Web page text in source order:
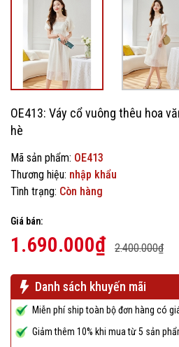
OE413: Váy cổ vuông thêu hoa
hè
Mã sản phẩm: OE413
Thương hiệu: nhập khẩu
Tình trạng: Còn hàng
Giá bán:
1.690.000₫ 2.400.000₫
Danh sách khuyến mãi
Miễn phí ship toàn bộ đơn hàng có
Giảm thêm 10% khi mua từ 5 sản